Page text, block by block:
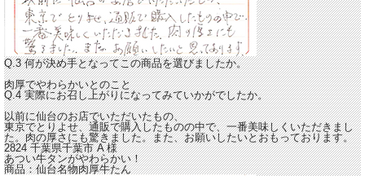
Q.3 何が決め手となってこの商品を選びましたか。
肉厚でやわらかいとのこと
Q.4 実際にお召し上がりになってみていかがでしたか。
以前に仙台のお店でいただいたもの、
東京でとりよせ、通販で購入したものの中で、一番美味しくいただきまし
た。肉の厚さにも驚きました。また、お願いしたいとおもっております。
2824 千葉県千葉市A様
あつい牛タンがやわらかい！
商品：仙台名物肉厚牛たん